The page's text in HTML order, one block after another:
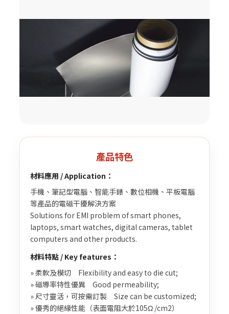
產品特色
材料應用 / Application：
手機、筆記型電腦、智能手錶、數位相機、平板電腦
等產品的電磁干擾解決方案
Solutions for EMI problem of smart phones,
laptops, smart watches, digital cameras, tablet
computers and other products.
材料特點 / Key features：
» 柔軟及模切 Flexibility and easy to die cut;
» 磁導率特性優異 Good permeability;
» 尺寸靈活，可按需訂製 Size can be customized;
» 優秀的絕緣性能（表面電阻大於105Ω /cm2）